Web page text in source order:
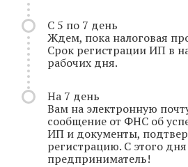
С 5 по 7 день
Ждем, пока налоговая
Срок регистрации ИП в
рабочих дня.
На 7 день
Вам на электронную
сообщение от ФНС об
ИП и документы,
регистрацию. С этого
предприниматель!